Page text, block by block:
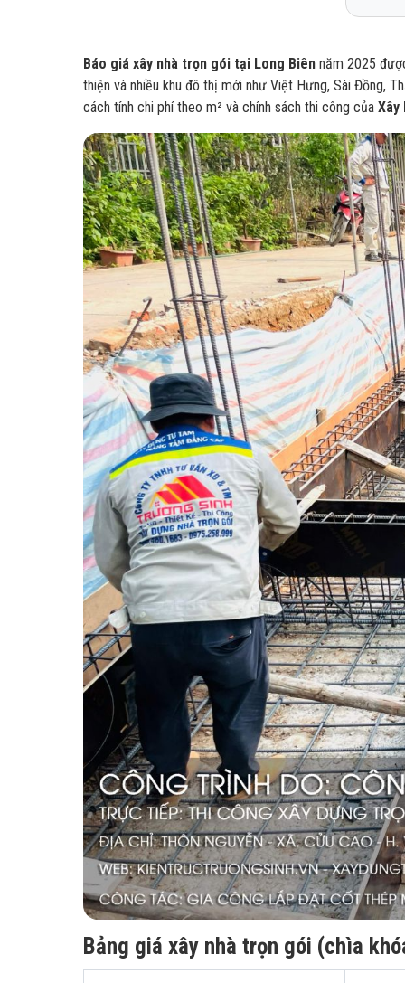
2
3
4 FAQ
5
Báo giá xây nhà trọn gói tại Long Biên năm 2025
thiện và nhiều khu đô thị mới như Việt Hưng, Sài Đồng,
cách tính chi phí theo m² và chính sách thi công của Xây
Bảng giá xây nhà trọn gói (chìa